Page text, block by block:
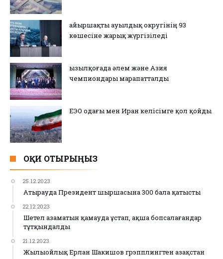
Қайыршақты ауылдық округінің 93
көшесіне жарық жүргізіледі
Қызылқоғада әлем және Азия
чемпиондары марапатталды
ЕЭО одағы мен Иран келісімге қол қойды
ОҚИ ОТЫРЫҢЫЗ
25.12.2023
Атырауда Президент шыршасына 300 бала қатысты
22.12.2023
Шетел азаматын қамауда ұстап, ақша бопсалағандар
тұтқындалды
21.12.2023
Жылыойлық Ерлан Шакишов грэпплингтен Қазақстан